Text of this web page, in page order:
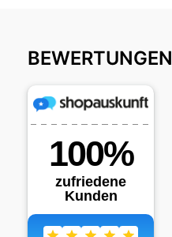
BEWERTUNGEN